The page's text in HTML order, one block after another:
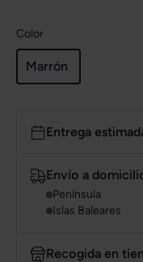
Color
Marrón
Entrega
Envío a
Península
Islas Baleares
Recogida en